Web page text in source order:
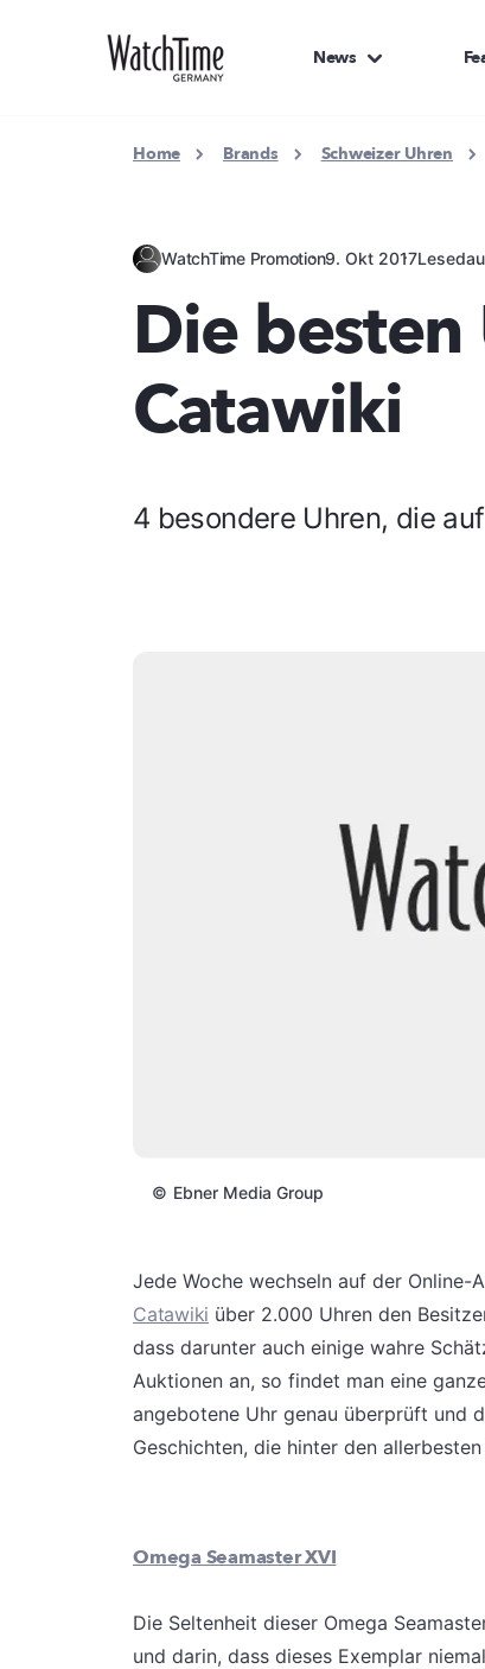
News
Home Brands Schweizer Uhren
WatchTime Promotion9. Okt 2017
Die
Catawiki
4 besondere Uhren, die
© Ebner Media Group
Jede Woche wechseln auf der Online-
Catawiki über 2.000 Uhren den
dass darunter auch einige wahre
Auktionen an, so findet man eine
angebotene Uhr genau überprüft und
Geschichten, die hinter den
Omega Seamaster XVI
Die Seltenheit dieser Omega
und darin, dass dieses Exemplar